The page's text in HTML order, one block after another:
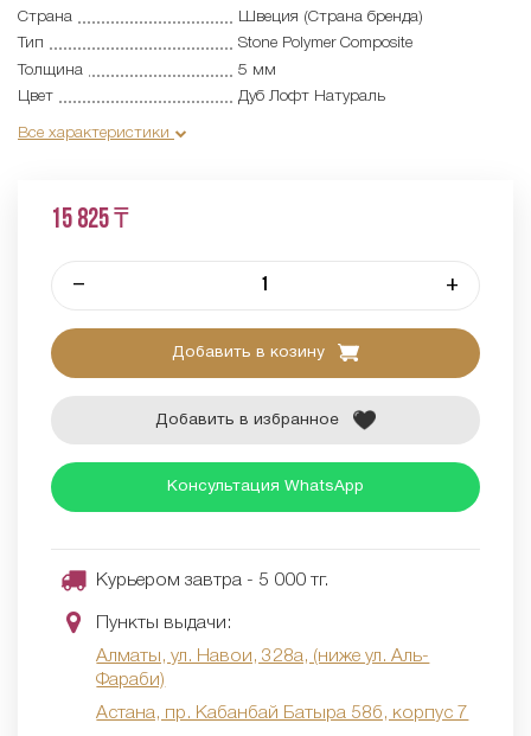
Страна
Швеция (Страна бренда)
Тип
Stone Polymer Composite
Толщина
5 мм
Цвет
Дуб Лофт Натураль
Все характеристики
15 825 ₸
– +
Добавить в козину
Добавить в избранное
Консультация WhatsApp
Курьером завтра - 5 000 тг.
Пункты выдачи:
Алматы, ул. Навои, 328а, (ниже ул. Аль-
Фараби)
Астана, пр. Кабанбай Батыра 58б, корпус 7